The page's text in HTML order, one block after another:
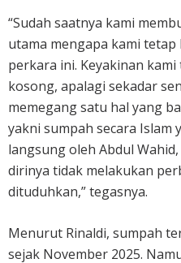
“Sudah saatnya kami
utama mengapa kami
perkara ini. Keyakinan
kosong, apalagi sekadar
memegang satu hal yang
yakni sumpah secara Islam
langsung oleh Abdul
dirinya tidak melakukan
dituduhkan,” tegasnya.
Menurut Rinaldi, sumpah
sejak November 2025.